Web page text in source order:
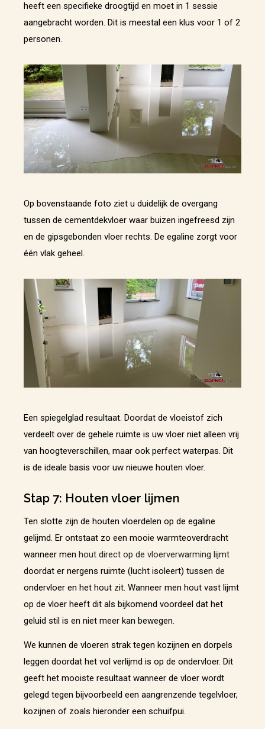
heeft een specifieke droogtijd en moet in 1 sessie
aangebracht worden. Dit is meestal een klus voor 1 of 2
personen.
Op bovenstaande foto ziet u duidelijk de overgang
tussen de cementdekvloer waar buizen ingefreesd zijn
en de gipsgebonden vloer rechts. De egaline zorgt voor
één vlak geheel.
Een spiegelglad resultaat. Doordat de vloeistof zich
verdeelt over de gehele ruimte is uw vloer niet alleen vrij
van hoogteverschillen, maar ook perfect waterpas. Dit
is de ideale basis voor uw nieuwe houten vloer.
Stap 7: Houten vloer lijmen
Ten slotte zijn de houten vloerdelen op de egaline
gelijmd. Er ontstaat zo een mooie warmteoverdracht
wanneer men hout direct op de vloerverwarming lijmt
doordat er nergens ruimte (lucht isoleert) tussen de
ondervloer en het hout zit. Wanneer men hout vast lijmt
op de vloer heeft dit als bijkomend voordeel dat het
geluid stil is en niet meer kan bewegen.
We kunnen de vloeren strak tegen kozijnen en dorpels
leggen doordat het vol verlijmd is op de ondervloer. Dit
geeft het mooiste resultaat wanneer de vloer wordt
gelegd tegen bijvoorbeeld een aangrenzende tegelvloer,
kozijnen of zoals hieronder een schuifpui.